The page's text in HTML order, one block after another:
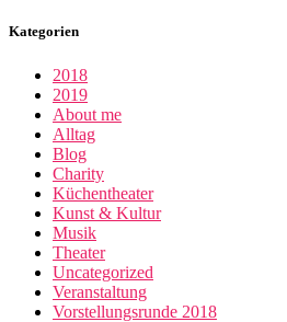
Kategorien
2018
2019
About me
Alltag
Blog
Charity
Küchentheater
Kunst & Kultur
Musik
Theater
Uncategorized
Veranstaltung
Vorstellungsrunde 2018